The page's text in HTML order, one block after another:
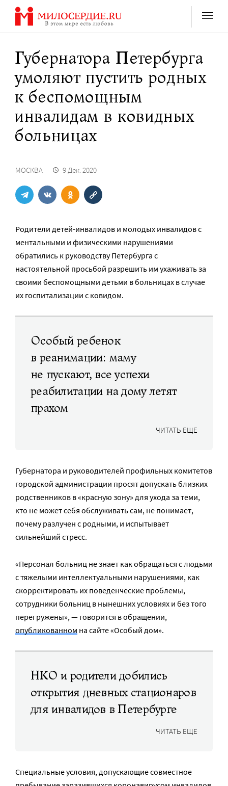
Перейти
содержанию
Губернатора Петербурга
умоляют пустить родных
к беспомощным
инвалидам в ковидных
больницах
МОСКВА 9 Дек. 2020
Родители детей-инвалидов и молодых инвалидов с
ментальными и физическими нарушениями
обратились к руководству Петербурга с
настоятельной просьбой разрешить им ухаживать за
своими беспомощными детьми в больницах в случае
их госпитализации с ковидом.
Особый ребенок
в реанимации: маму
не пускают, все успехи
реабилитации на дому летят
прахом
ЧИТАТЬ ЕЩЕ
Губернатора и руководителей профильных комитетов
городской администрации просят допускать близких
родственников в «красную зону» для ухода за теми,
кто не может себя обслуживать сам, не понимает,
почему разлучен с родными, и испытывает
сильнейший стресс.
«Персонал больниц не знает как обращаться с людьми
с тяжелыми интеллектуальными нарушениями, как
скорректировать их поведенческие проблемы,
сотрудники больниц в нынешних условиях и без того
перегружены», — говорится в обращении,
опубликованном на сайте «Особый дом».
НКО и родители добились
открытия дневных стационаров
для инвалидов в Петербурге
ЧИТАТЬ ЕЩЕ
Специальные условия, допускающие совместное